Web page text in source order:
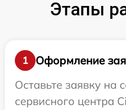
Этапы
1
Оформление
Оставьте заявку на
сервисного центра